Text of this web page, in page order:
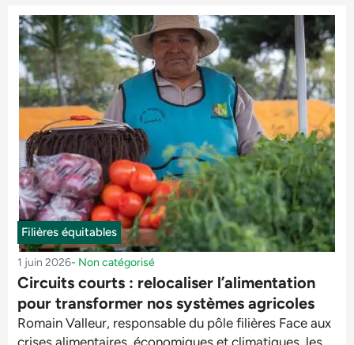
Filières équitables
1 juin 2026- Non catégorisé
Circuits courts : relocaliser l’alimentation
pour transformer nos systèmes agricoles
Romain Valleur, responsable du pôle filières Face aux
crises alimentaires, économiques et climatiques, les